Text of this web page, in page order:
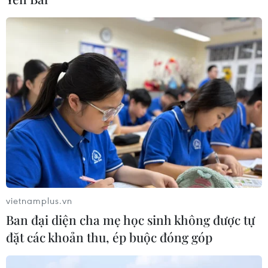
Thái Lan: Ôtô lao vào trung tâm
chăm sóc trẻ làm khoảng nạn nhân
Thủ tướng Thái Lan chỉ đạo khẩn sau
vụ xả súng tại trường học
07/08/2026 06:37
Thái Lan: Xả súng gây thương vong
tại trường học ở Nonthaburi
vietnamplus.vn
Ban đại diện cha mẹ học sinh không được tự
đặt các khoản thu, ép buộc đóng góp